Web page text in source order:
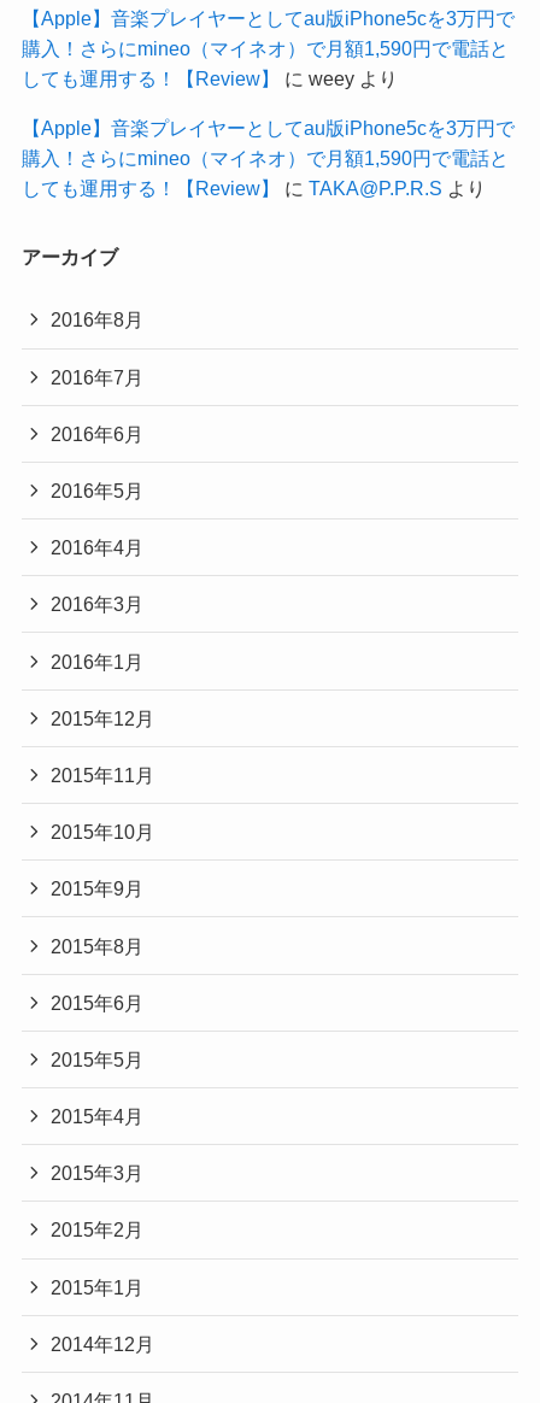
【Apple】音楽プレイヤーとしてau版iPhone5cを3万円で
購入！さらにmineo（マイネオ）で月額1,590円で電話と
しても運用する！【Review】
に weeyより
【Apple】音楽プレイヤーとしてau版iPhone5cを3万円で
購入！さらにmineo（マイネオ）で月額1,590円で電話と
しても運用する！【Review】
に TAKA@P.P.R.S より
アーカイブ
2016年8月
2016年7月
2016年6月
2016年5月
2016年4月
2016年3月
2016年1月
2015年12月
2015年11月
2015年10月
2015年9月
2015年8月
2015年6月
2015年5月
2015年4月
2015年3月
2015年2月
2015年1月
2014年12月